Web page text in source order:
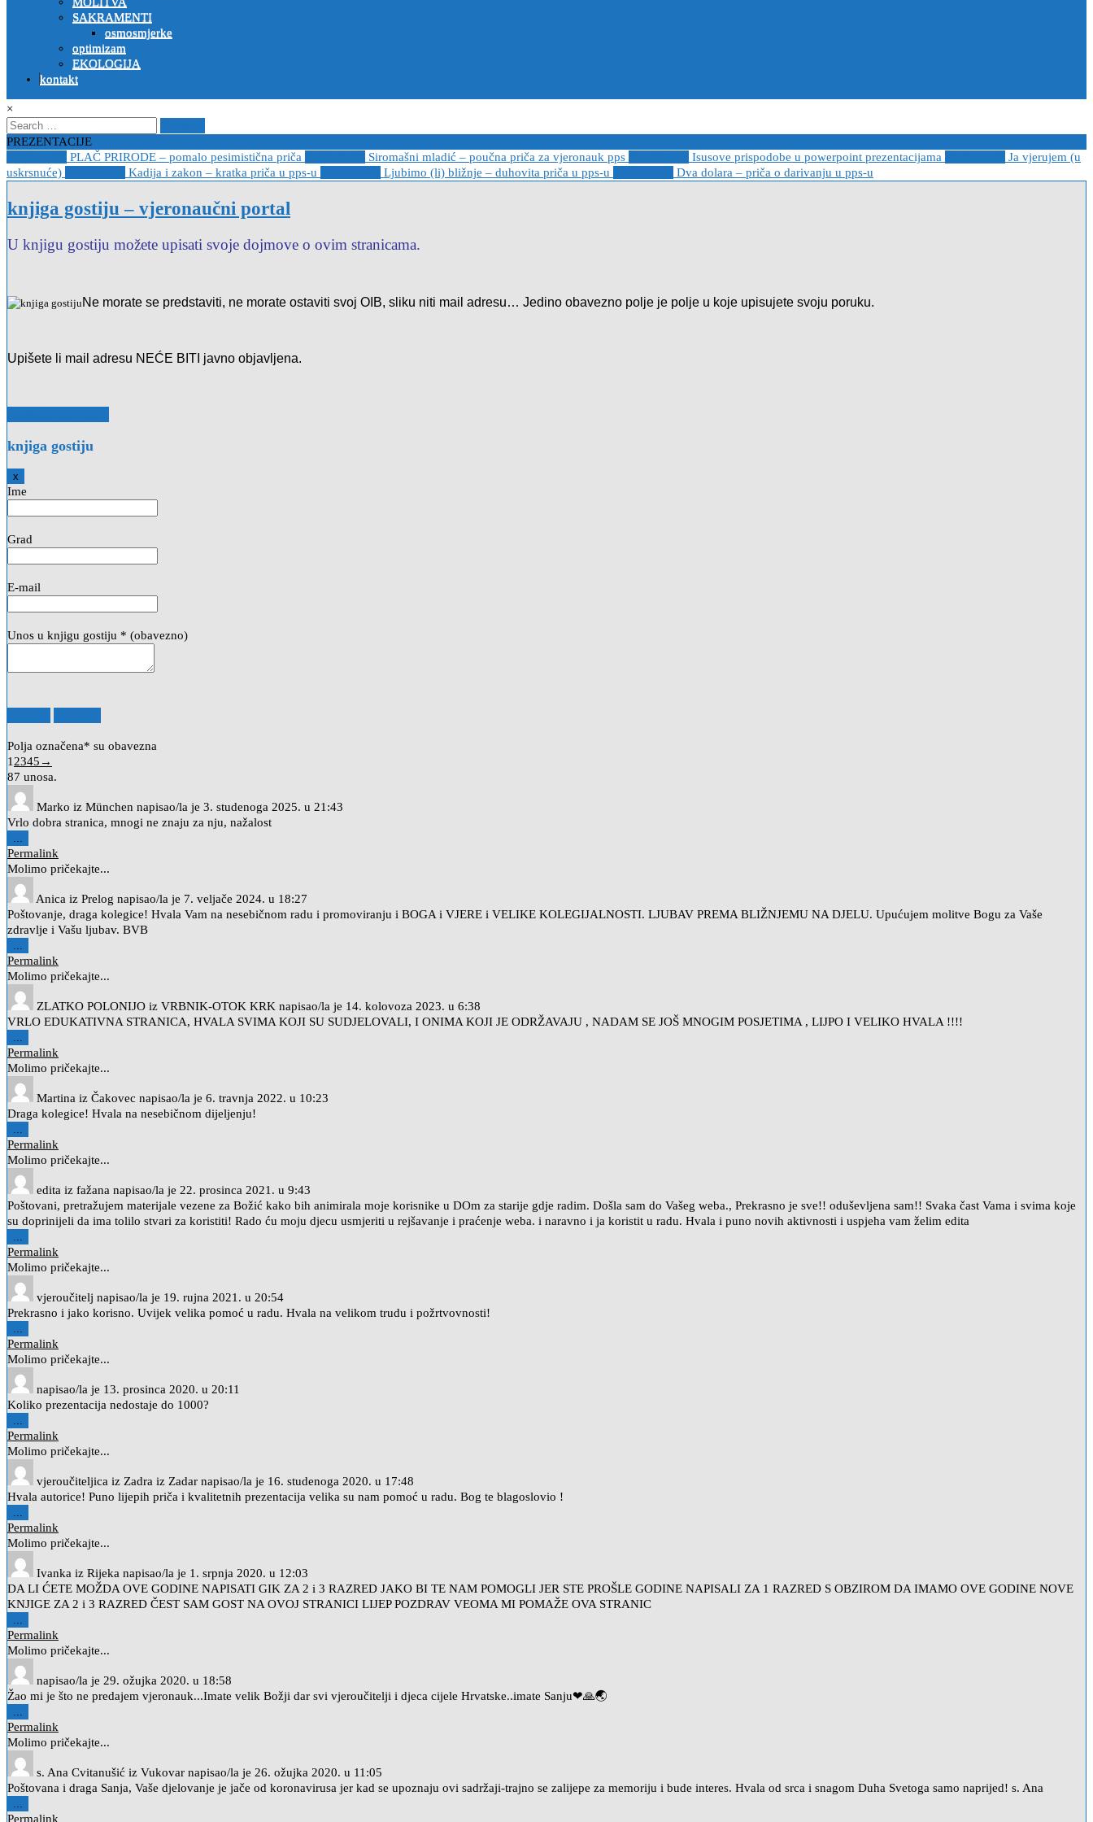
SAKRAMENTI
osmosmjerke
optimizam
EKOLOGIJA
kontakt
×
Search
for:
PREZENTACIJE
PLAČ PRIRODE – pomalo pesimistična priča Siromašni mladić – poučna priča za vjeronauk pps Isusove prispodobe u powerpoint prezentacijama
Ja vjerujem (u
uskrsnuće)
Kadija i zakon – kratka priča u pps-u Ljubimo (li) bližnje – duhovita priča u pps-u Dva dolara – priča o darivanju u pps-u
knjiga gostiju – vjeronaučni portal
U knjigu gostiju možete upisati svoje dojmove o ovim stranicama.
Ne morate se predstaviti, ne morate ostaviti svoj OIB, sliku niti mail adresu… Jedino obavezno polje je polje u koje upisujete svoju poruku.
Upišete li mail adresu NEĆE BITI javno objavljena.
knjiga gostiju
x
this
form.
Ime
Grad
E-mail
Unos u knjigu gostiju * (obavezno)
Polja označena* su obavezna
Guestbook
list
navigation
12345 →
87 unosa.
Marko iz München napisao/la je 3. studenoga 2025. u 21:43
Vrlo dobra stranica, mnogi ne znaju za nju, nažalost
...
this
metabox.
Permalink
Molimo pričekajte...
Anica iz Prelog napisao/la je 7. veljače 2024. u 18:27
Poštovanje, draga kolegice! Hvala Vam na nesebičnom radu i promoviranju i BOGA i VJERE i VELIKE KOLEGIJALNOSTI. LJUBAV PREMA BLIŽNJEMU NA DJELU. Upućujem molitve Bogu za Vaše
zdravlje i Vašu ljubav. BVB
...
this
metabox.
Permalink
Molimo pričekajte...
ZLATKO POLONIJO iz VRBNIK-OTOK KRK napisao/la je 14. kolovoza 2023. u 6:38
VRLO EDUKATIVNA STRANICA, HVALA SVIMA KOJI SU SUDJELOVALI, I ONIMA KOJI JE ODRŽAVAJU , NADAM SE JOŠ MNOGIM POSJETIMA , LIJPO I VELIKO HVALA !!!!
...
this
metabox.
Permalink
Molimo pričekajte...
Martina iz Čakovec napisao/la je 6. travnja 2022. u 10:23
Draga kolegice! Hvala na nesebičnom dijeljenju!
...
this
metabox.
Permalink
Molimo pričekajte...
edita iz fažana napisao/la je 22. prosinca 2021. u 9:43
Poštovani, pretražujem materijale vezene za Božić kako bih animirala moje korisnike u DOm za starije gdje radim. Došla sam do Vašeg weba., Prekrasno je sve!! oduševljena sam!! Svaka čast Vama i svima koje
su doprinijeli da ima tolilo stvari za koristiti! Rado ću moju djecu usmjeriti u rejšavanje i praćenje weba. i naravno i ja koristit u radu. Hvala i puno novih aktivnosti i uspjeha vam želim edita
...
this
metabox.
Permalink
Molimo pričekajte...
vjeroučitelj napisao/la je 19. rujna 2021. u 20:54
Prekrasno i jako korisno. Uvijek velika pomoć u radu. Hvala na velikom trudu i požrtvovnosti!
...
this
metabox.
Permalink
Molimo pričekajte...
napisao/la je 13. prosinca 2020. u 20:11
Koliko prezentacija nedostaje do 1000?
...
this
metabox.
Permalink
Molimo pričekajte...
vjeroučiteljica iz Zadra iz Zadar napisao/la je 16. studenoga 2020. u 17:48
Hvala autorice! Puno lijepih priča i kvalitetnih prezentacija velika su nam pomoć u radu. Bog te blagoslovio !
...
this
metabox.
Permalink
Molimo pričekajte...
Ivanka iz Rijeka napisao/la je 1. srpnja 2020. u 12:03
DA LI ĆETE MOŽDA OVE GODINE NAPISATI GIK ZA 2 i 3 RAZRED JAKO BI TE NAM POMOGLI JER STE PROŠLE GODINE NAPISALI ZA 1 RAZRED S OBZIROM DA IMAMO OVE GODINE NOVE
KNJIGE ZA 2 i 3 RAZRED ČEST SAM GOST NA OVOJ STRANICI LIJEP POZDRAV VEOMA MI POMAŽE OVA STRANIC
...
this
metabox.
Permalink
Molimo pričekajte...
napisao/la je 29. ožujka 2020. u 18:58
Žao mi je što ne predajem vjeronauk...Imate velik Božji dar svi vjeroučitelji i djeca cijele Hrvatske..imate Sanju❤🙏🌏
...
this
metabox.
Permalink
Molimo pričekajte...
s. Ana Cvitanušić iz Vukovar napisao/la je 26. ožujka 2020. u 11:05
Poštovana i draga Sanja, Vaše djelovanje je jače od koronavirusa jer kad se upoznaju ovi sadržaji-trajno se zalijepe za memoriju i bude interes. Hvala od srca i snagom Duha Svetoga samo naprijed! s. Ana
...
this
Permalink